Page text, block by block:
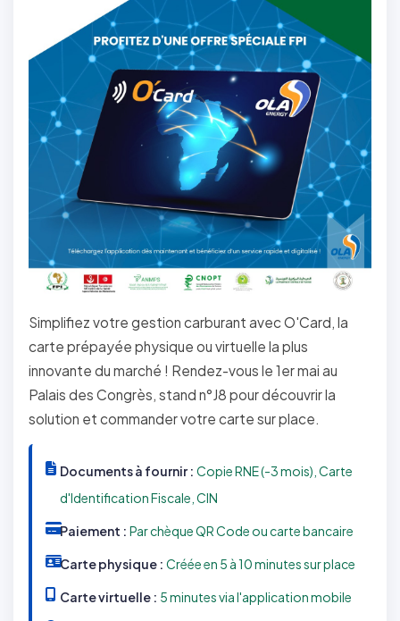
Simplifiez votre gestion carburant avec O'Card, la
carte prépayée physique ou virtuelle la plus
innovante du marché ! Rendez-vous le 1er mai au
Palais des Congrès, stand n°J8 pour découvrir la
solution et commander votre carte sur place.
Documents à fournir : Copie RNE (-3 mois), Carte
d'Identification Fiscale, CIN
Paiement : Par chèque QR Code ou carte bancaire
Carte physique : Créée en 5 à 10 minutes sur place
Carte virtuelle : 5 minutes via l'application mobile